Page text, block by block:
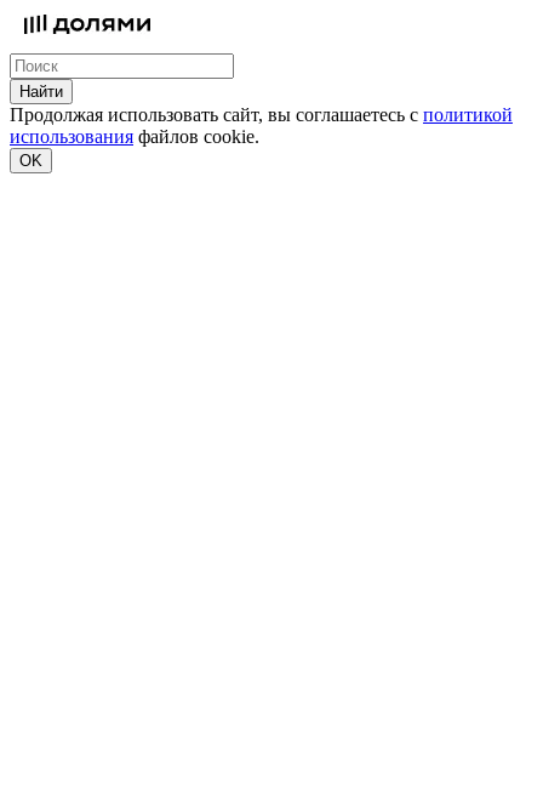
Найти
Продолжая использовать сайт, вы соглашаетесь с политикой
использования файлов cookie.
OK